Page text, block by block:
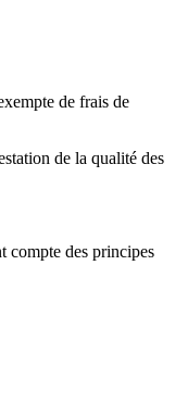
de frais de
de la qualité des
compte des principes